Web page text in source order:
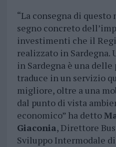
“La consegna di questo
segno concreto
investimenti che il
realizzato in Sardegna.
in Sardegna è una
traduce in un servizio
migliore, oltre a una
dal punto di vista
economico” ha detto
Giaconia, Direttore
Sviluppo Intermodale